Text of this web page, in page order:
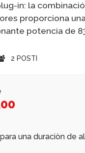
in: la
proporciona
potencia de
2 POSTI
una duraciòn de